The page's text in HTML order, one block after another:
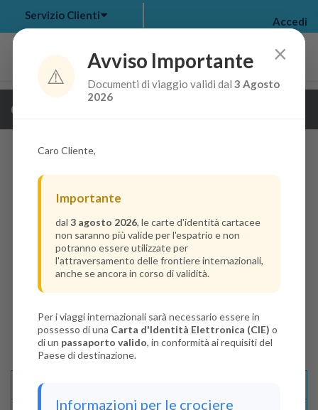
my bookings >
Servizio Clienti Accedi
Guarda i dettagli della crociera
×
⚠️
Avviso Importante
Documenti di viaggio validi dal3 Agosto
2026
Caro Cliente,
Importante
dal 3 agosto 2026, le carte d'identità cartacee
non saranno più valide per l'espatrio e non
potranno essere utilizzate per
l'attraversamento delle frontiere internazionali,
anche se ancora in corso di validità.
Per i viaggi internazionali sarà necessario essere in
possesso di una Carta d'Identità Elettronica (CIE) o
di un passaporto valido, in conformità ai requisiti del
Paese di destinazione.
Informazioni per le crociere